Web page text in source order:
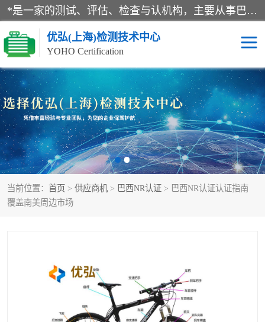
*是一家的测试、评估、检查与认机构，主要从事巴西NR10认证、NR12认证、NR13认证；ANATEL认证、INMTRO认证，欧盟CE认证：MD认证，PED认证，MID认证，ATEX认证，德国蓝色天使认证。
优弘(上海)检测技术中心
YOHO Certification
当前位置： 首页 > 供应商机 > 巴西NR认证 > 巴西NR认证认证指南
覆盖南美周边市场
RECYCLASS认证 NR10认证
NR12认证 NR13认证
ART认证 巴西NR认证
巴西认证 RETIE认证